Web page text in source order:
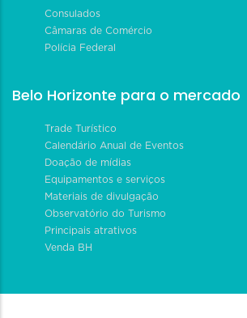
Consulados
Câmaras de Comércio
Polícia Federal
Belo Horizonte para o mercado
Trade Turístico
Calendário Anual de Eventos
Doação de mídias
Equipamentos e serviços
Materiais de divulgação
Observatório do Turismo
Principais atrativos
Venda BH